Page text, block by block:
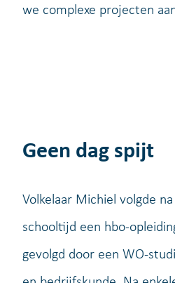
we complexe projecten
Geen dag spijt
Volkelaar Michiel volgde
schooltijd een hbo-
gevolgd door een WO-